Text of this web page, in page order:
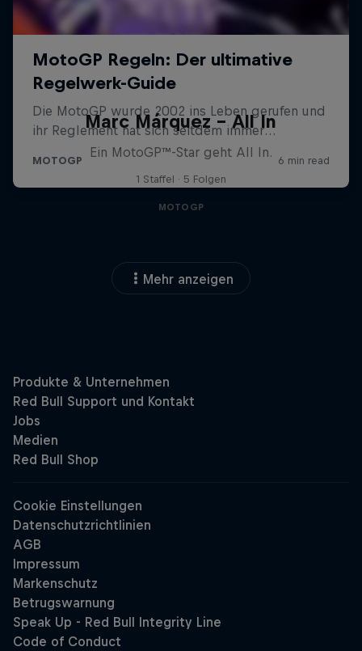
Marc Márquez – All In
Ein MotoGP™-Star geht All In.
1 Staffel · 5 Folgen
MOTOGP
Mehr anzeigen